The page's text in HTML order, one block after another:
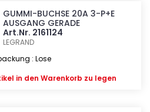
GUMMI-BUCHSE 20A 3-P+E
AUSGANG GERADE
Art.Nr. 2161124
LEGRAND
: Lose
in den Warenkorb zu legen